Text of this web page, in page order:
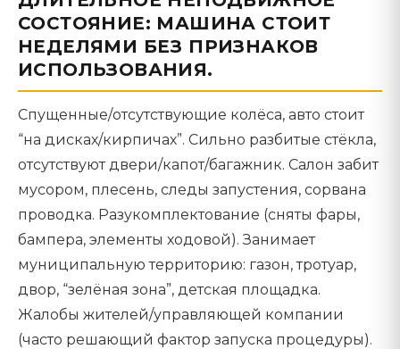
СОСТОЯНИЕ: МАШИНА СТОИТ
НЕДЕЛЯМИ БЕЗ ПРИЗНАКОВ
ИСПОЛЬЗОВАНИЯ.
Спущенные/отсутствующие колёса, авто стоит
“на дисках/кирпичах”. Сильно разбитые стёкла,
отсутствуют двери/капот/багажник. Салон забит
мусором, плесень, следы запустения, сорвана
проводка. Разукомплектование (сняты фары,
бампера, элементы ходовой). Занимает
муниципальную территорию: газон, тротуар,
двор, “зелёная зона”, детская площадка.
Жалобы жителей/управляющей компании
(часто решающий фактор запуска процедуры).